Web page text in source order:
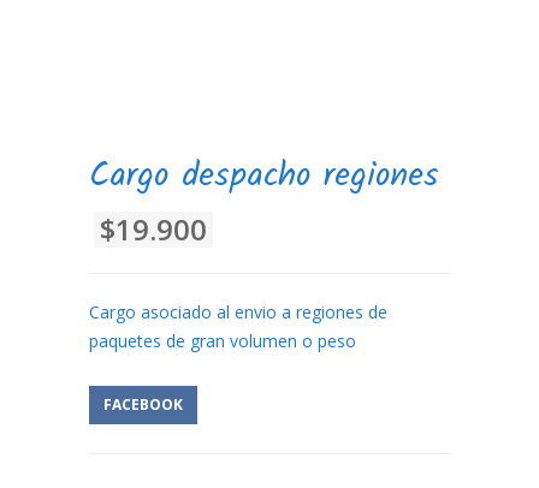
Cargo despacho regiones
$19.900
Cargo asociado al envio a regiones de
paquetes de gran volumen o peso
FACEBOOK